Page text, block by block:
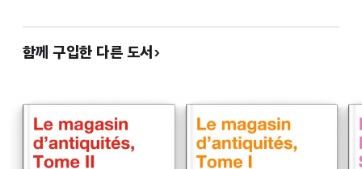
함께 구입한 다른 도서